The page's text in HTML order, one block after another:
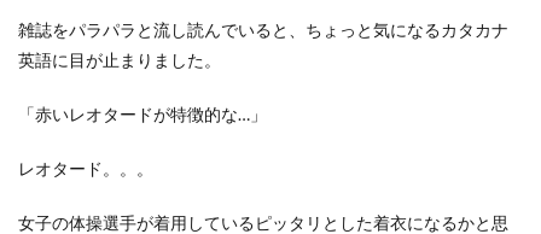
雑誌をパラパラと流し読んでいると、ちょっと気になるカタカナ
英語に目が止まりました。
「赤いレオタードが特徴的な…」
レオタード。。。
女子の体操選手が着用しているピッタリとした着衣になるかと思